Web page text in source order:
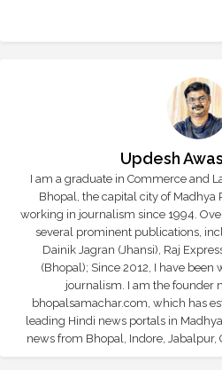
Updesh
I am a graduate in Commerce and
Bhopal, the capital city of Madhya
working in journalism since 1994.
several prominent publications,
Dainik Jagran (Jhansi), Raj
(Bhopal); Since 2012, I have
journalism. I am the founder
bhopalsamachar.com, which has
leading Hindi news portals in
news from Bhopal, Indore, Jabalpur,